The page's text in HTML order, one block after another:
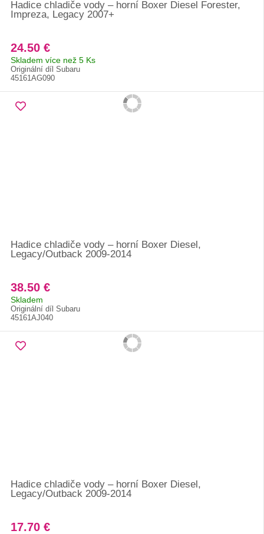
Hadice chladiče vody – horní Boxer Diesel Forester,
Impreza, Legacy 2007+
24.50 €
Skladem více než 5 Ks
Originální díl Subaru
45161AG090
Hadice chladiče vody – horní Boxer Diesel,
Legacy/Outback 2009-2014
38.50 €
Skladem
Originální díl Subaru
45161AJ040
Hadice chladiče vody – horní Boxer Diesel,
Legacy/Outback 2009-2014
17.70 €